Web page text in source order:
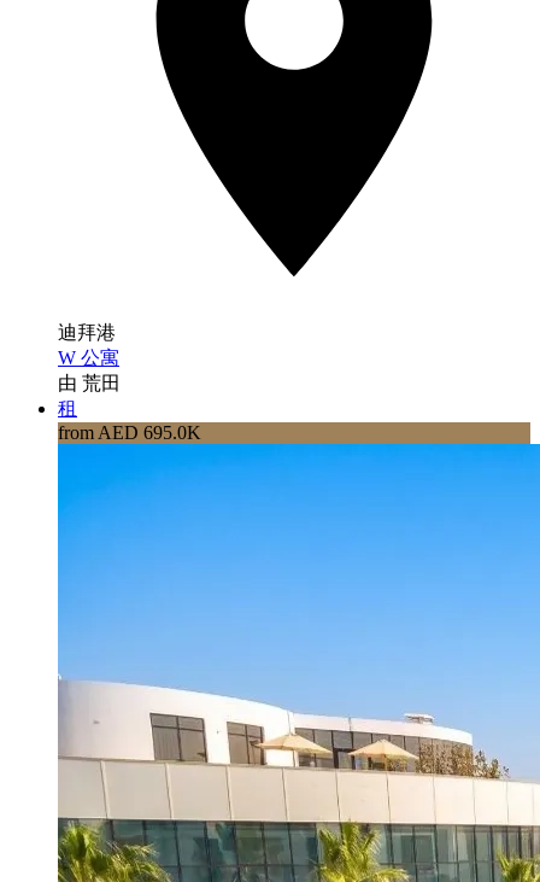
迪拜港
W 公寓
由 荒田
租
from AED 695.0K